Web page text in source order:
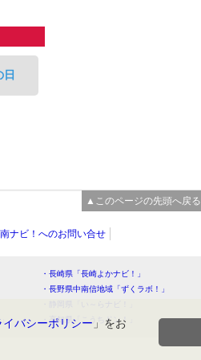
日
▲このページの先頭へ戻る
ナビ！へのお問い合せ
・長崎県「長崎よかナビ！」
・長野県中南信地域「ずくラボ！」
・高知県「こうちドン！」
イバシーポリシー 」をお